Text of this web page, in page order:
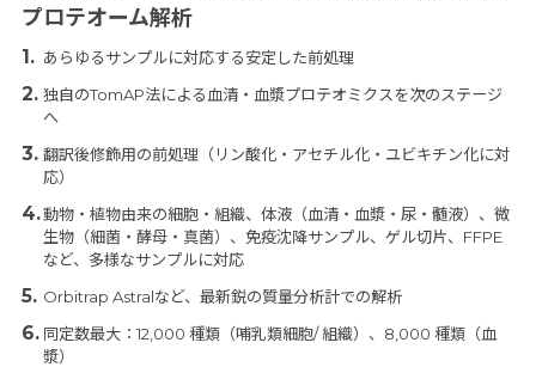
プロテオーム解析
あらゆるサンプルに対応する安定した前処理
独自のTomAP法による血清・血漿プロテオミクスを次のステージ
へ
翻訳後修飾用の前処理（リン酸化・アセチル化・ユビキチン化に対
応）
動物・植物由来の細胞・組織、体液（血清・血漿・尿・髄液）、微
生物（細菌・酵母・真菌）、免疫沈降サンプル、ゲル切片、FFPE
など、多様なサンプルに対応
Orbitrap Astralなど、最新鋭の質量分析計での解析
同定数最大：12,000 種類（哺乳類細胞/ 組織）、8,000 種類（血
漿）